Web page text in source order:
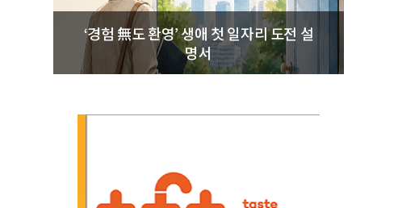
‘경험 無도 환영’ 생애 첫 일자리 도전 설
명서